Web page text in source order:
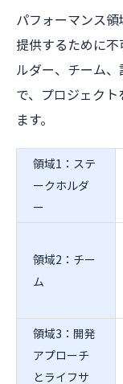
パフォーマンス
提供するために
ルダー、チーム
で、プロジェク
ます。
領域1：ステ
ークホルダ
ー
領域2：チー
ム
領域3：開発
アプローチ
とライフサ